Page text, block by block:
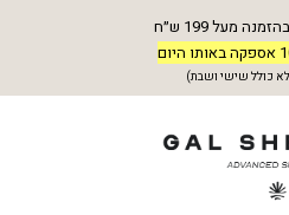
בהזמנה מעל 199 ש״ח
כולל שישי ושבת)